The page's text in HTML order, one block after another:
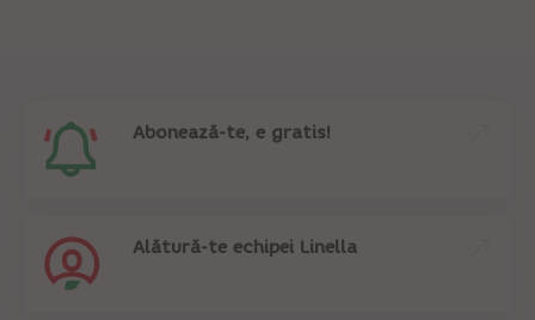
Abonează-te, e gratis!
Alătură-te echipei Linella